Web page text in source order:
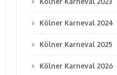
Kölner Karneval 2024
Kölner Karneval 2025
Kölner Karneval 2026